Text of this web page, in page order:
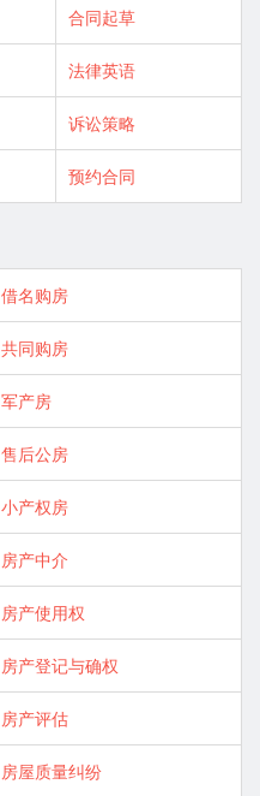
合同起草
法律英语
诉讼策略
预约合同
借名购房
共同购房
军产房
售后公房
小产权房
房产中介
房产使用权
房产登记与确权
房产评估
房屋质量纠纷